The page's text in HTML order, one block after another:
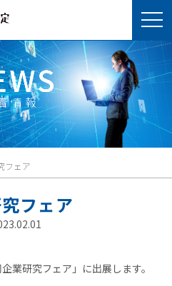
フェア
フェア
業研究フェア」に出展します。